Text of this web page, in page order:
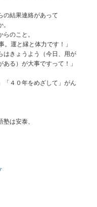
の結果連絡があって
のこと。
。運と縁と体力です！」
はきょうよう（今日、用が
る）が大事ですって！」
「４０年をめざして」がん
は安泰、